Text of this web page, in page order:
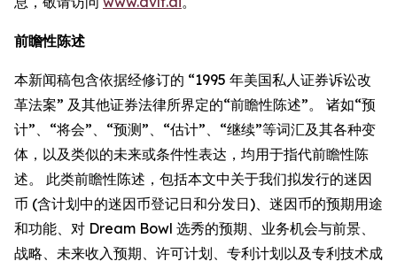
前瞻性陈述
本新闻稿包含依据经修订的 “1995 年美国私人证券诉讼改
革法案” 及其他证券法律所界定的“前瞻性陈述”。 诸如“预
计”、“将会”、“预测”、“估计”、“继续”等词汇及其各种变
体，以及类似的未来或条件性表达，均用于指代前瞻性陈
述。 此类前瞻性陈述，包括本文中关于我们拟发行的迷因
币 (含计划中的迷因币登记日和分发日)、迷因币的预期用途
和功能、对 Dream Bowl 选秀的预期、业务机会与前景、
战略、未来收入预期、许可计划、专利计划以及专利技术成